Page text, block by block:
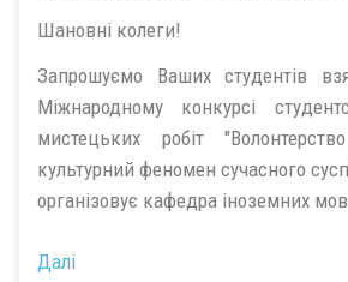
Шановні колеги!
Запрошуємо Ваших студентів
Міжнародному конкурсі
мистецьких робіт
культурний феномен сучасного
організовує кафедра іноземних
Далі